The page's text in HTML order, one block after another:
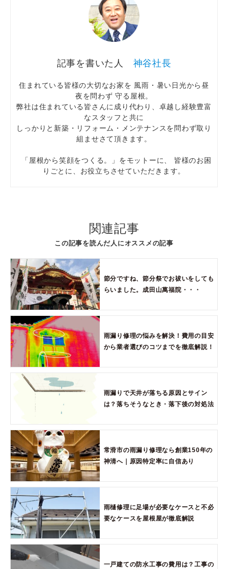
神谷社長
住まれている皆様の大切なお家を 風雨・暑い日光から昼
夜を問わず 守る屋根。
弊社は住まれている皆さんに成り代わり、卓越し経験豊富
なスタッフと共に
しっかりと新築・リフォーム・メンテナンスを問わず取り
組ませさて頂きます。
「屋根から笑顔をつくる。」をモットーに、 皆様のお困
りごとに、お役立ちさせていただきます。
関連記事
この記事を読んだ人にオススメの記事
節分ですね、節分祭でお祓いをしても
らいました。成田山萬福院・・・
雨漏り修理の悩みを解決！費用の目安
から業者選びのコツまでを徹底解説！
雨漏りで天井が落ちる原因とサイン
は？落ちそうなとき・落下後の対処法
常滑市の雨漏り修理なら創業150年の
神清へ｜原因特定率に自信あり
雨樋修理に足場が必要なケースと不必
要なケースを屋根屋が徹底解説
一戸建ての防水工事の費用は？工事の